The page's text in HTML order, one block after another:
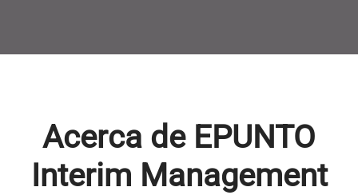
Acerca de EPUNTO
Interim Management